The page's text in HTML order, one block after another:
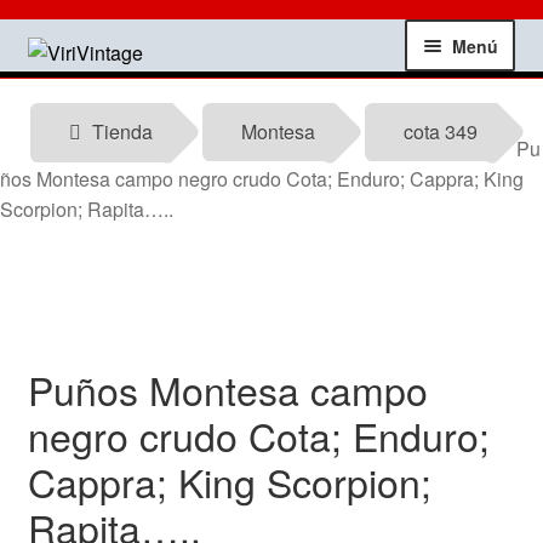
Ir
a
navegación
Ir
al
Menú
Tienda
Mi Cuenta
Noticias
Testimonios
Ofertas
Tienda Montesa cota 349
Pu
ños Montesa campo negro crudo Cota; Enduro; Cappra; King
Scorpion; Rapita…..
Puños Montesa campo
negro crudo Cota; Enduro;
Cappra; King Scorpion;
Rapita…..